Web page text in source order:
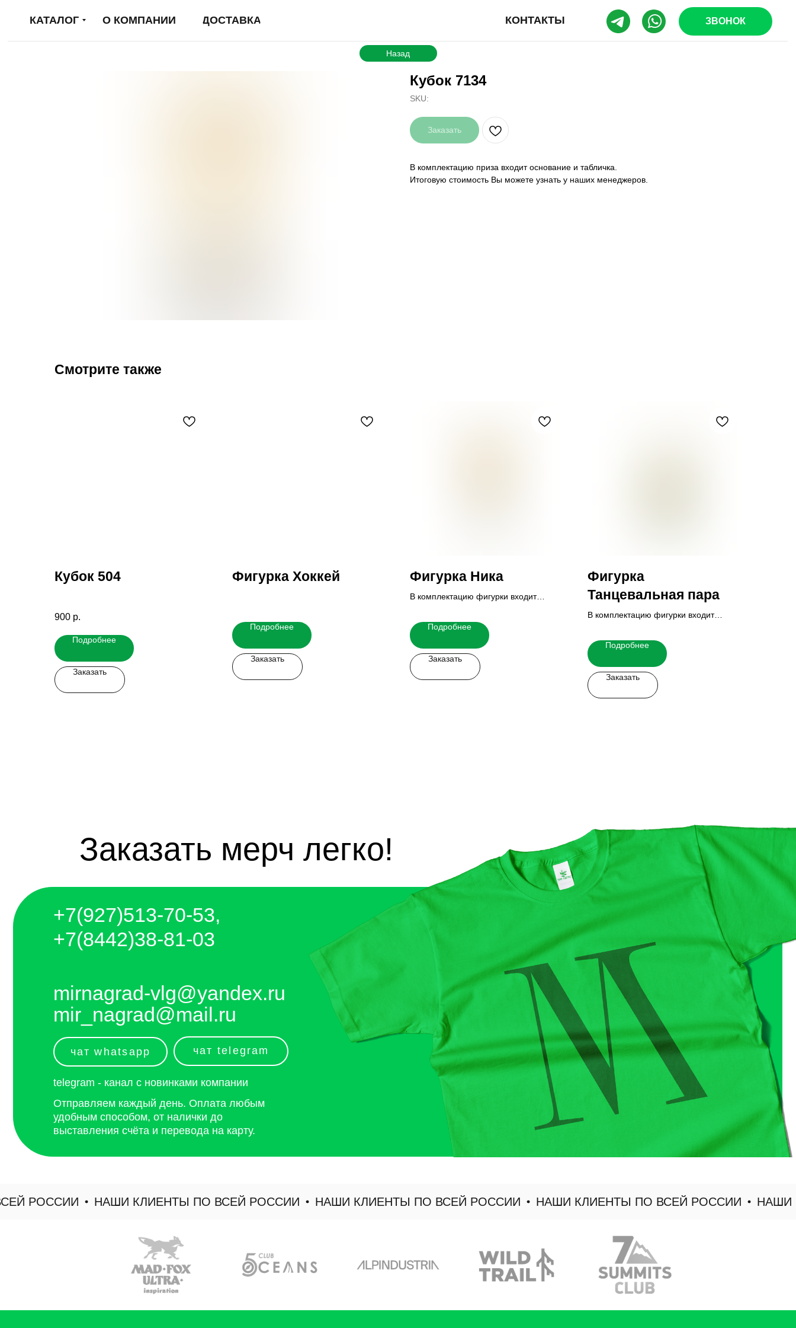
КАТАЛОГ КОНТАКТЫ
О КОМПАНИИ ДОСТАВКА ЗВОНОК
Назад
Кубок 7134
SKU:
Заказать
В комплектацию приза входит основание и табличка.
Итоговую стоимость Вы можете узнать у наших менеджеров.
Смотрите также
Кубок 504
900 р.
Подробнее
Заказать
Фигурка Хоккей
Подробнее
Заказать
Фигурка Ника
В комплектацию фигурки входит
Итоговую стоимость Вы можете узнать
у наших менеджеров.
Подробнее
Заказать
Фигурка
Танцевальная пара
В комплектацию фигурки входит
Итоговую стоимость Вы можете узнать
у наших менеджеров.
Подробнее
Заказать
Отправляем каждый день. Оплата любым
удобным способом, от налички до
выставления счёта и перевода на карту.
+7(8442)38-81-03
чат telegram
чат whatsapp
mirnagrad-vlg@yandex.ru
mir_nagrad@mail.ru
РОССИИ НАШИ КЛИЕНТЫ ПО ВСЕЙ РОССИИ НАШИ КЛИЕНТЫ ПО ВСЕЙ РОССИИ НАШИ КЛИЕНТЫ ПО ВСЕЙ РОССИИ НАШИ